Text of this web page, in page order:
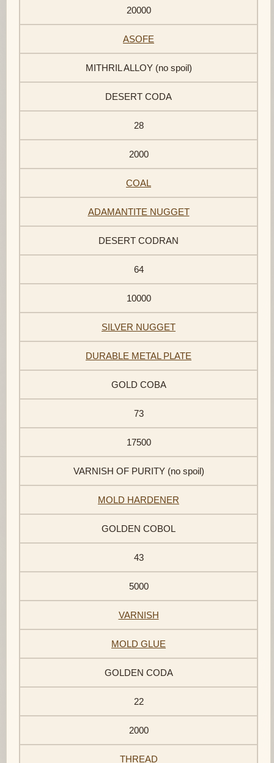
20000
ASOFE
MITHRIL ALLOY (no spoil)
DESERT CODA
28
2000
COAL
ADAMANTITE NUGGET
DESERT CODRAN
64
10000
SILVER NUGGET
DURABLE METAL PLATE
GOLD COBA
73
17500
VARNISH OF PURITY (no spoil)
MOLD HARDENER
GOLDEN COBOL
43
5000
VARNISH
MOLD GLUE
GOLDEN CODA
22
2000
THREAD